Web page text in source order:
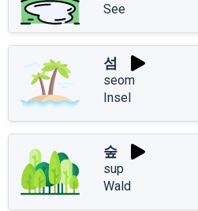
See
섬
seom
Insel
숲
sup
Wald